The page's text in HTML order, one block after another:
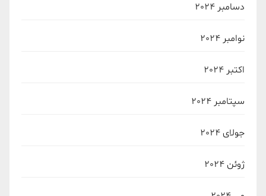
دسامبر 2024
نوامبر 2024
اکتبر 2024
سپتامبر 2024
جولای 2024
ژوئن 2024